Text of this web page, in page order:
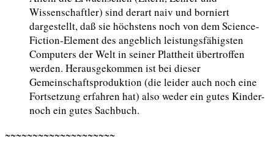
Wissenschaftler) sind derart naiv und borniert
dargestellt, daß sie höchstens noch von dem Science-
Fiction-Element des angeblich leistungsfähigsten
Computers der Welt in seiner Plattheit übertroffen
werden. Herausgekommen ist bei dieser
Gemeinschaftsproduktion (die leider auch noch eine
Fortsetzung erfahren hat) also weder ein gutes Kinder-
noch ein gutes Sachbuch.
~~~~~~~~~~~~~~~~~~~~